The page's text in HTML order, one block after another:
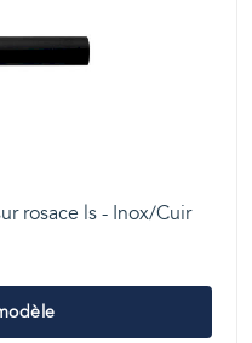
rosace ls - Inox/Cuir